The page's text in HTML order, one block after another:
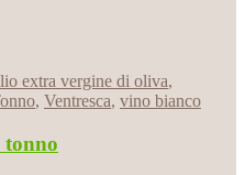
extra vergine di oliva,
, Ventresca, vino bianco
tonno